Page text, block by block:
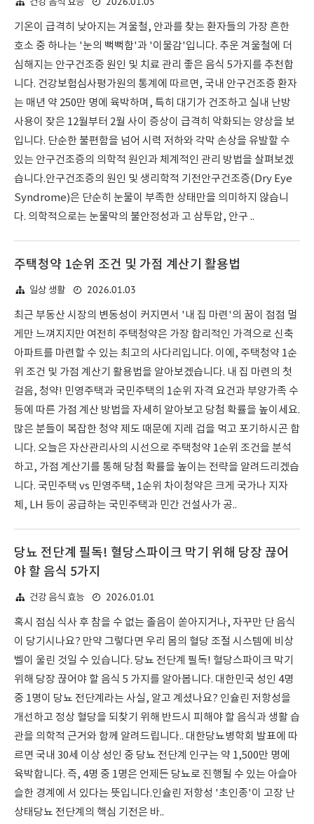
기온이 급격히 낮아지는 겨울철, 안과를 찾는 환자들의 가장 흔한
호소 중 하나는 '눈의 뻑뻑함'과 '이물감'입니다. 추운 겨울철에 더
심해지는 안구건조증 원인 및 치료 관리 좋은 음식 5가지를 추천합
니다. 건강보험심사평가원의 통계에 따르면, 국내 안구건조증 환자
는 매년 약 250만 명에 육박하며, 특히 대기가 건조하고 실내 난방
사용이 잦은 12월부터 2월 사이 증상이 급격히 악화되는 양상을 보
입니다. 단순한 불편함을 넘어 시력 저하와 각막 손상을 유발할 수
있는 안구건조증의 의학적 원인과 체계적인 관리 방법을 살펴보겠
습니다.안구건조증의 원인 및 생리학적 기전안구건조증(Dry Eye
Syndrome)은 단순히 눈물이 부족한 상태만을 의미하지 않습니
다. 의학적으로는 눈물막의 불안정성과 고 삼투압, 안구 ..
주택청약 1순위 조건 및 가점 계산기 활용법
일상 생활 2026.01.03
최근 부동산 시장의 변동성이 커지면서 '내 집 마련'의 꿈이 점점 멀
게만 느껴지지만 여전히 주택청약은 가장 합리적인 가격으로 신축
아파트를 마련할 수 있는 최고의 사다리입니다. 이에, 주택청약 1순
위 조건 및 가점 계산기 활용법을 알아보겠습니다. 내 집 마련의 첫
걸음, 청약! 민영주택과 국민주택의 1순위 자격 요건과 부양가족 수
등에 따른 가점 계산 방법을 자세히 알아보고 당첨 확률을 높이세요.
많은 분들이 복잡한 청약 제도 때문에 지레 겁을 먹고 포기하시곤 합
니다. 오늘은 자산관리사의 시선으로 주택청약 1순위 조건을 분석
하고, 가점 계산기를 통해 당첨 확률을 높이는 전략을 알려드리겠습
니다. 국민주택 vs 민영주택, 1순위 차이청약은 크게 국가나 지자
체, LH 등이 공급하는 국민주택과 민간 건설사가 공..
당뇨 전단계 필독! 혈당스파이크 막기 위해 당장 끊어
야 할 음식 5가지
건강 음식 효능 2026.01.01
혹시 점심 식사 후 참을 수 없는 졸음이 쏟아지거나, 자꾸만 단 음식
이 당기시나요? 만약 그렇다면 우리 몸의 혈당 조절 시스템에 비상
벨이 울린 것일 수 있습니다. 당뇨 전단계 필독! 혈당스파이크 막기
위해 당장 끊어야 할 음식 5 가지를 알아봅니다. 대한민국 성인 4명
중 1명이 당뇨 전단계라는 사실, 알고 계셨나요? 인슐린 저항성을
개선하고 정상 혈당을 되찾기 위해 반드시 피해야 할 음식과 생활 습
관을 의학적 근거와 함께 알려드립니다.. 대한당뇨병학회 발표에 따
르면 국내 30세 이상 성인 중 당뇨 전단계 인구는 약 1,500만 명에
육박합니다. 즉, 4명 중 1명은 언제든 당뇨로 진행될 수 있는 아슬아
슬한 경계에 서 있다는 뜻입니다.인슐린 저항성 '초인종'이 고장 난
상태당뇨 전단계의 핵심 기전은 바..